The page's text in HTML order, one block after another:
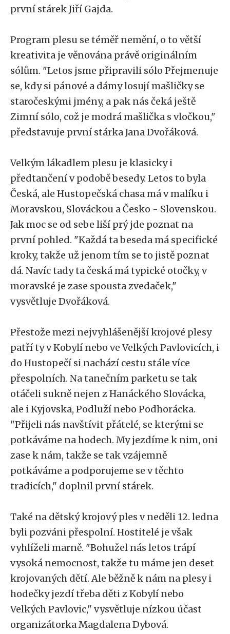
první stárek Jiří Gajda.
Program plesu se téměř nemění, o to větší
kreativita je věnována právě originálním
sólům. "Letos jsme připravili sólo Přejmenuje
se, kdy si pánové a dámy losují mašličky se
staročeskými jmény, a pak nás čeká ještě
Zimní sólo, což je modrá mašlička s vločkou,"
představuje první stárka Jana Dvořáková.
Velkým lákadlem plesu je klasicky i
předtančení v podobě besedy. Letos to byla
Česká, ale Hustopečská chasa má v malíku i
Moravskou, Slováckou a Česko - Slovenskou.
Jak moc se od sebe liší prý jde poznat na
první pohled. "Každá ta beseda má specifické
kroky, takže už jenom tím se to jistě poznat
dá. Navíc tady ta česká má typické otočky, v
moravské je zase spousta zvedaček,"
vysvětluje Dvořáková.
Přestože mezi nejvyhlášenější krojové plesy
patří ty v Kobylí nebo ve Velkých Pavlovicích, i
do Hustopečí si nachází cestu stále více
přespolních. Na tanečním parketu se tak
otáčeli sukně nejen z Hanáckého Slovácka,
ale i Kyjovska, Podluží nebo Podhorácka.
"Přijeli nás navštívit přátelé, se kterými se
potkáváme na hodech. My jezdíme k nim, oni
zase k nám, takže se tak vzájemně
potkáváme a podporujeme se v těchto
tradicích," doplnil první stárek.
Také na dětský krojový ples v neděli 12. ledna
byli pozváni přespolní. Hostitelé je však
vyhlíželi marně. "Bohužel nás letos trápí
vysoká nemocnost, takže tu máme jen deset
krojovaných dětí. Ale běžně k nám na plesy i
hodečky jezdí třeba děti z Kobylí nebo
Velkých Pavlovic," vysvětluje nízkou účast
organizátorka Magdalena Dybová.